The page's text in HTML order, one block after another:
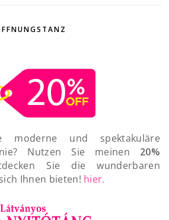
moderne und spektakuläre
Nutzen Sie meinen 20%
Sie die wunderbaren
Ihnen bieten! hier.